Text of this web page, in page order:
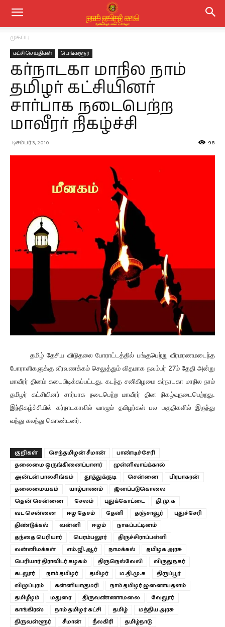
முகப்பு
கட்சி செய்திகள் பெங்களூர்
கர்நாடகா மாநில நாம்
தமிழர் கட்சியினர்
சார்பாக நடைபெற்ற
மாவீரர் நிகழ்ச்சி
டிசம்பர் 3, 2010 98
தமிழ் தேசிய விடுதலை போராட்டத்தில் பங்குபெற்று வீரமரணமடைந்த
போராளிகளுக்கு வீரவணக்கம் செலுத்தும் விதமாக நவம்பர் 27ம் தேதி அன்று
மாவீரர் தினம் கடைபிடிக்கப்பட்டது. கடந்த சனிகிழமை கர்நாடகா மாநில நாம்
தமிழர் கட்சியினர் சார்பாக நடைபெற்ற மாவீரர் தின நிகழ்வுநடைபெற்றது.
இந்நிகழ்ச்சியில் கர்நாடகாவில் வாழும் தமிழர்கள் பல பகுதிகளில் இருந்து
வந்து கலந்து கொண்டனர்.
குறிகள் செந்தமிழன் சீமான்
பாண்டிச்சேரி
தலைமை ஒருங்கினைப்பாளர்
முள்ளிவாய்க்கால்
அன்டன் பாலசிங்கம்
தூத்துக்குடி சென்னை
பிரபாகரன்
தலைமையகம்
யாழ்பாணம்
இனப்படுகொலை
தென் சென்னை
சேலம் புதுக்கோட்டை
தி.மு.க
வட சென்னை
ஈழ தேசம் தேனி தஞ்சாவூர்
புதுச்சேரி
திண்டுக்கல்
வன்னி ஈழம்
நாகப்பட்டினம்
தந்தை பெரியார்
பெரம்பலூர்
திருச்சிராப்பள்ளி
வன்னிமக்கள்
எம்.ஜி.ஆர் நாமக்கல்
தமிழக அரசு
பெரியார் திராவிடர் கழகம்
திருநெல்வேலி
விருதுநகர்
கடலூர்
நாம் தமிழர் தமிழர் ம.தி.மு.க
திருப்பூர்
விழுப்புரம்
கன்னியாகுமரி
நாம் தமிழர் இணையதளம்
தமிழீழம்
மதுரை திருவண்ணாமலை
வேலூர்
காங்கிரஸ்
நாம் தமிழர் கட்சி தமிழ்
மத்திய அரசு
திருவள்ளூர்
சீமான் நீலகிரி
தமிழ்நாடு